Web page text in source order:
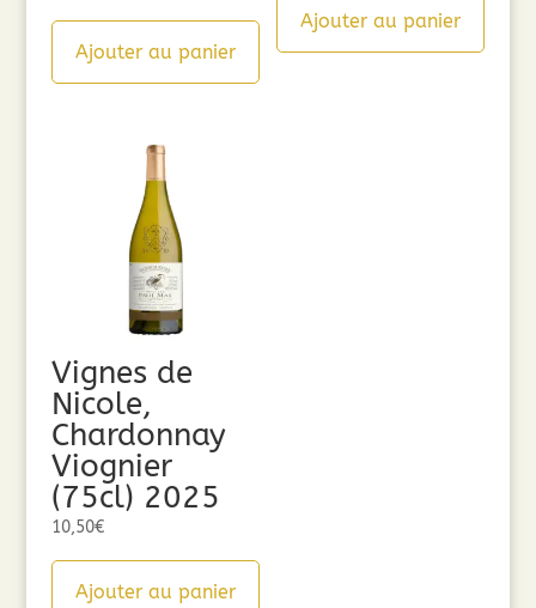
Ajouter au panier
Ajouter au panier
Vignes de
Nicole,
Chardonnay
Viognier
(75cl) 2025
10,50€
Ajouter au panier